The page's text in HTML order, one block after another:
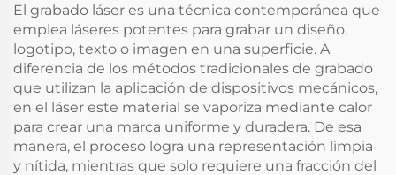
El grabado láser es una técnica contemporánea que
emplea láseres potentes para grabar un diseño,
logotipo, texto o imagen en una superficie. A
diferencia de los métodos tradicionales de grabado
que utilizan la aplicación de dispositivos mecánicos,
en el láser este material se vaporiza mediante calor
para crear una marca uniforme y duradera. De esa
manera, el proceso logra una representación limpia
y nítida, mientras que solo requiere una fracción del